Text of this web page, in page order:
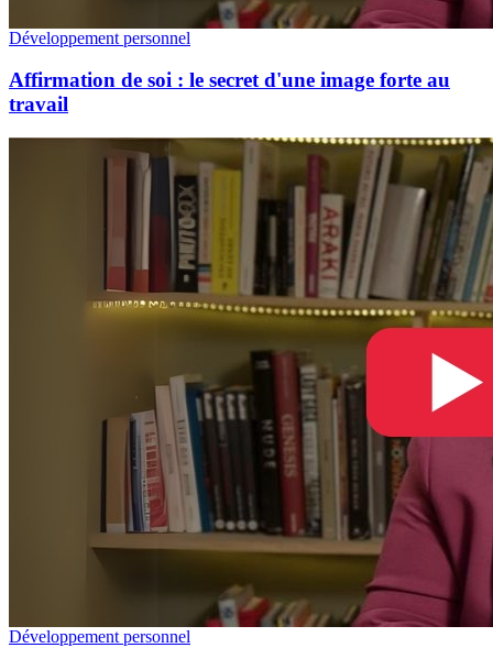
Développement personnel
Affirmation de soi : le secret d'une image forte au
travail
Développement personnel